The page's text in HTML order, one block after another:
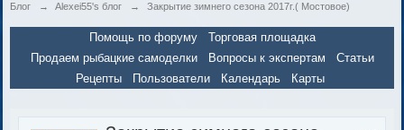
Блог → Alexei55's блог → Закрытие зимнего сезона 2017г.( Мостовое)
Помощь по форуму
Торговая площадка
Продаем рыбацкие самоделки
Вопросы к экспертам
Статьи
Рецепты
Пользователи Календарь Карты